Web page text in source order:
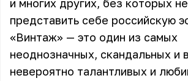
и многих других, без которых
представить себе российскую
«Винтаж» — это один из самых
неоднозначных, скандальных и
невероятно талантливых и